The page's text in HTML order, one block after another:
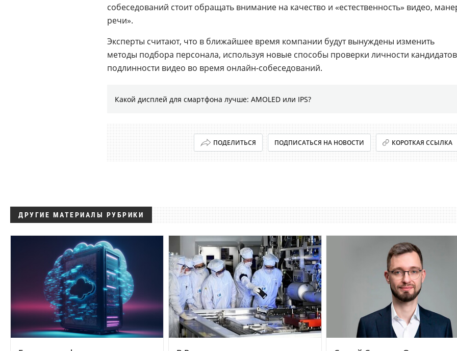
собеседований стоит обращать внимание на качество и «естественность» видео,
речи».
Эксперты считают, что в ближайшее время компании будут вынуждены изменить
методы подбора персонала, используя новые способы проверки личности
подлинности видео во время онлайн-собеседований.
Какой дисплей для смартфона лучше: AMOLED или IPS?
ПОДЕЛИТЬСЯ ПОДПИСАТЬСЯ НА НОВОСТИ КОРОТКАЯ ССЫЛКА
ДРУГИЕ МАТЕРИАЛЫ РУБРИКИ